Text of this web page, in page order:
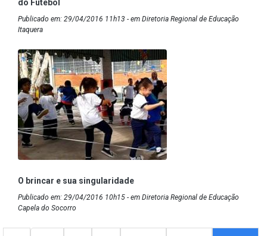
do Futebol
Publicado em: 29/04/2016 11h13 - em Diretoria Regional de Educação
Itaquera
O brincar e sua singularidade
Publicado em: 29/04/2016 10h15 - em Diretoria Regional de Educação
Capela do Socorro